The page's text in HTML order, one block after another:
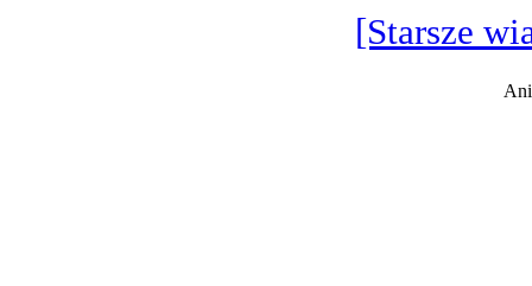
[Starsze